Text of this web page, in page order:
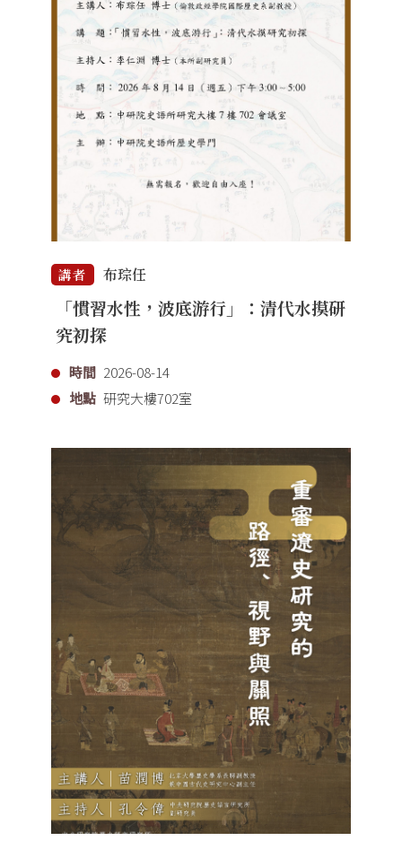
講者 布琮任
「慣習水性，波底游行」：清代水摸研
究初探
時間 2026-08-14
地點 研究大樓702室